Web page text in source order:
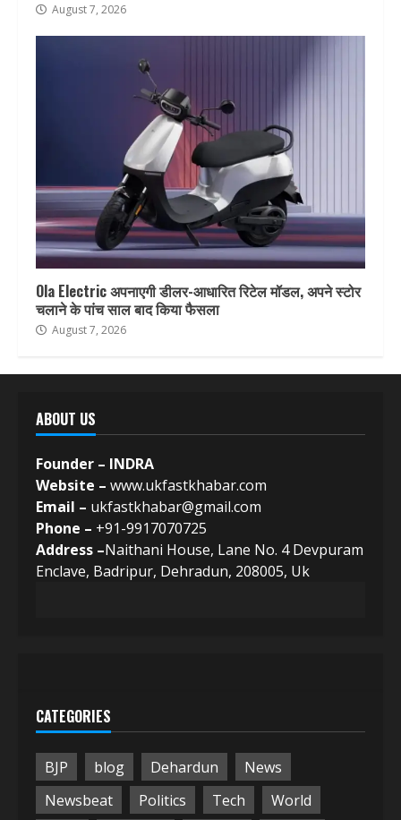
August 7, 2026
Ola Electric अपनाएगी डीलर-आधारित रिटेल मॉडल, अपने स्टोर
चलाने के पांच साल बाद किया फैसला
August 7, 2026
ABOUT US
Founder – INDRA
Website – www.ukfastkhabar.com
Email – ukfastkhabar@gmail.com
Phone – +91-9917070725
Address –Naithani House, Lane No. 4 Devpuram
Enclave, Badripur, Dehradun, 208005, Uk
CATEGORIES
BJP blog Dehardun
News
Newsbeat
Politics Tech
World